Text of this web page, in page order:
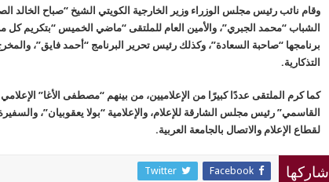
وقام نائب رئيس مجلس الوزراء وزير الخارجية الكويتي الشيخ “صباح الخالد
الشباب “محمد الجبري”، والأمين العام للملتقى “ماضي الخميس “بتكريم كل
برنامجها “صاحبة السعادة”، وكذلك رئيس تحرير البرنامج “أحمد فايق”،
التذكارية.
كما كرم الملتقى عددًا كبيرًا من الإعلاميين، من بينهم “مصطفى الأغا”
القاسمي” رئيس مجلس الشارقة للإعلام، والإعلامية “بولا يعقوبيان”،
لقطاع الإعلام والاتصال بالجامعة العربية.
شاركها Facebook
Twitter